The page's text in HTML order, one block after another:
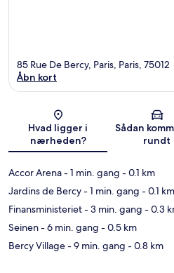
Kort
85 Rue De Bercy, Paris, Paris, 75012
Åbn kort
Hvad ligger i
nærheden?
Sådan
rundt
Accor Arena- 1 min. gang - 0.1 km
Jardins de Bercy- 1 min. gang - 0.1 km
Finansministeriet- 3 min. gang - 0.3
Seinen- 6 min. gang - 0.5 km
Bercy Village- 9 min. gang - 0.8 km